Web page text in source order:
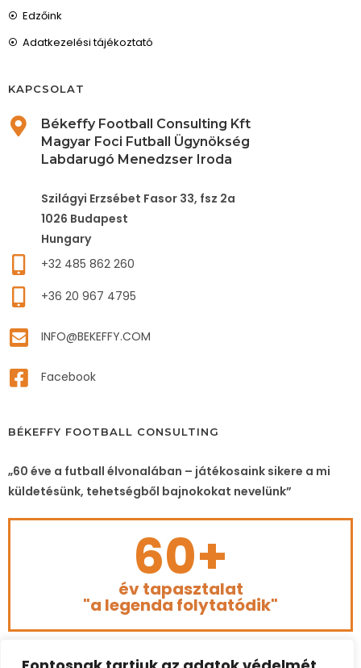
Edzőink
Adatkezelési tájékoztató
KAPCSOLAT
Békeffy Football Consulting Kft
Magyar Foci Futball Ügynökség
Labdarugó Menedzser Iroda
Szilágyi Erzsébet Fasor 33, fsz 2a
1026 Budapest
Hungary
+32 485 862 260
+36 20 967 4795
INFO@BEKEFFY.COM
Facebook
BÉKEFFY FOOTBALL CONSULTING
„60 éve a futball élvonalában – játékosaink sikere a mi
küldetésünk, tehetségből bajnokokat nevelünk”
60+
év tapasztalat
"a legenda folytatódik"